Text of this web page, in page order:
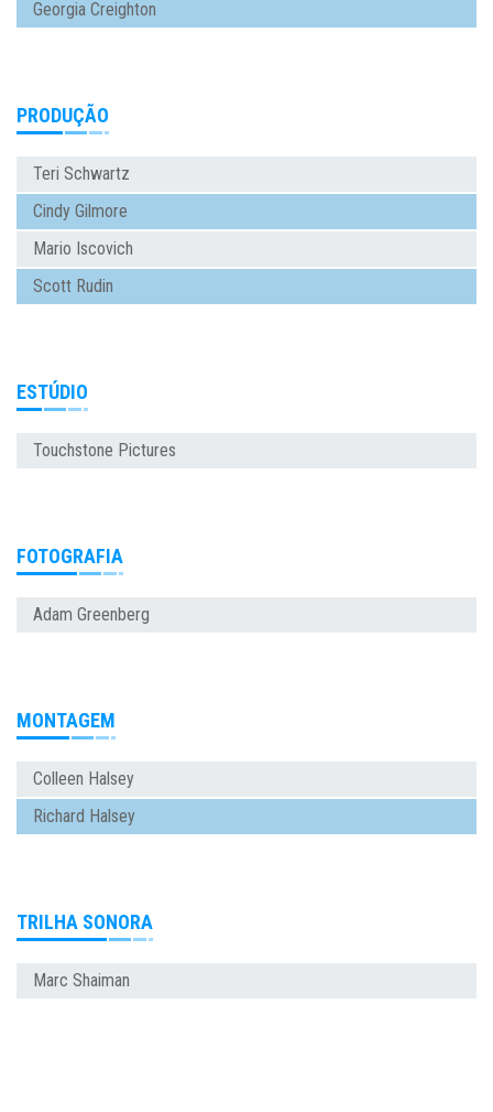
Georgia Creighton
PRODUÇÃO
Teri Schwartz
Cindy Gilmore
Mario Iscovich
Scott Rudin
ESTÚDIO
Touchstone Pictures
FOTOGRAFIA
Adam Greenberg
MONTAGEM
Colleen Halsey
Richard Halsey
TRILHA SONORA
Marc Shaiman